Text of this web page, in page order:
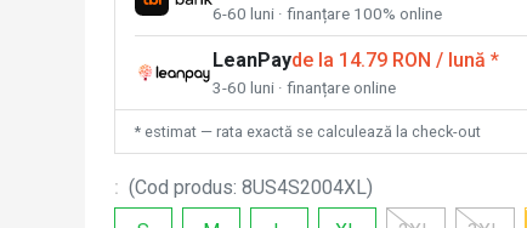
6-60 luni · finanțare 100% online
LeanPayde la 14.79 RON / lună *
3-60 luni · finanțare online
* estimat — rata exactă se calculează la check-out
: (Cod produs: 8US4S2004XL)